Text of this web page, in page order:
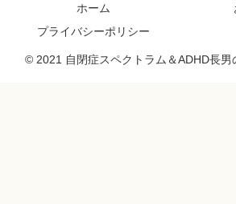
ホーム
プライバシーポリシー
© 2021 自閉症スペクトラム＆ADHD長男